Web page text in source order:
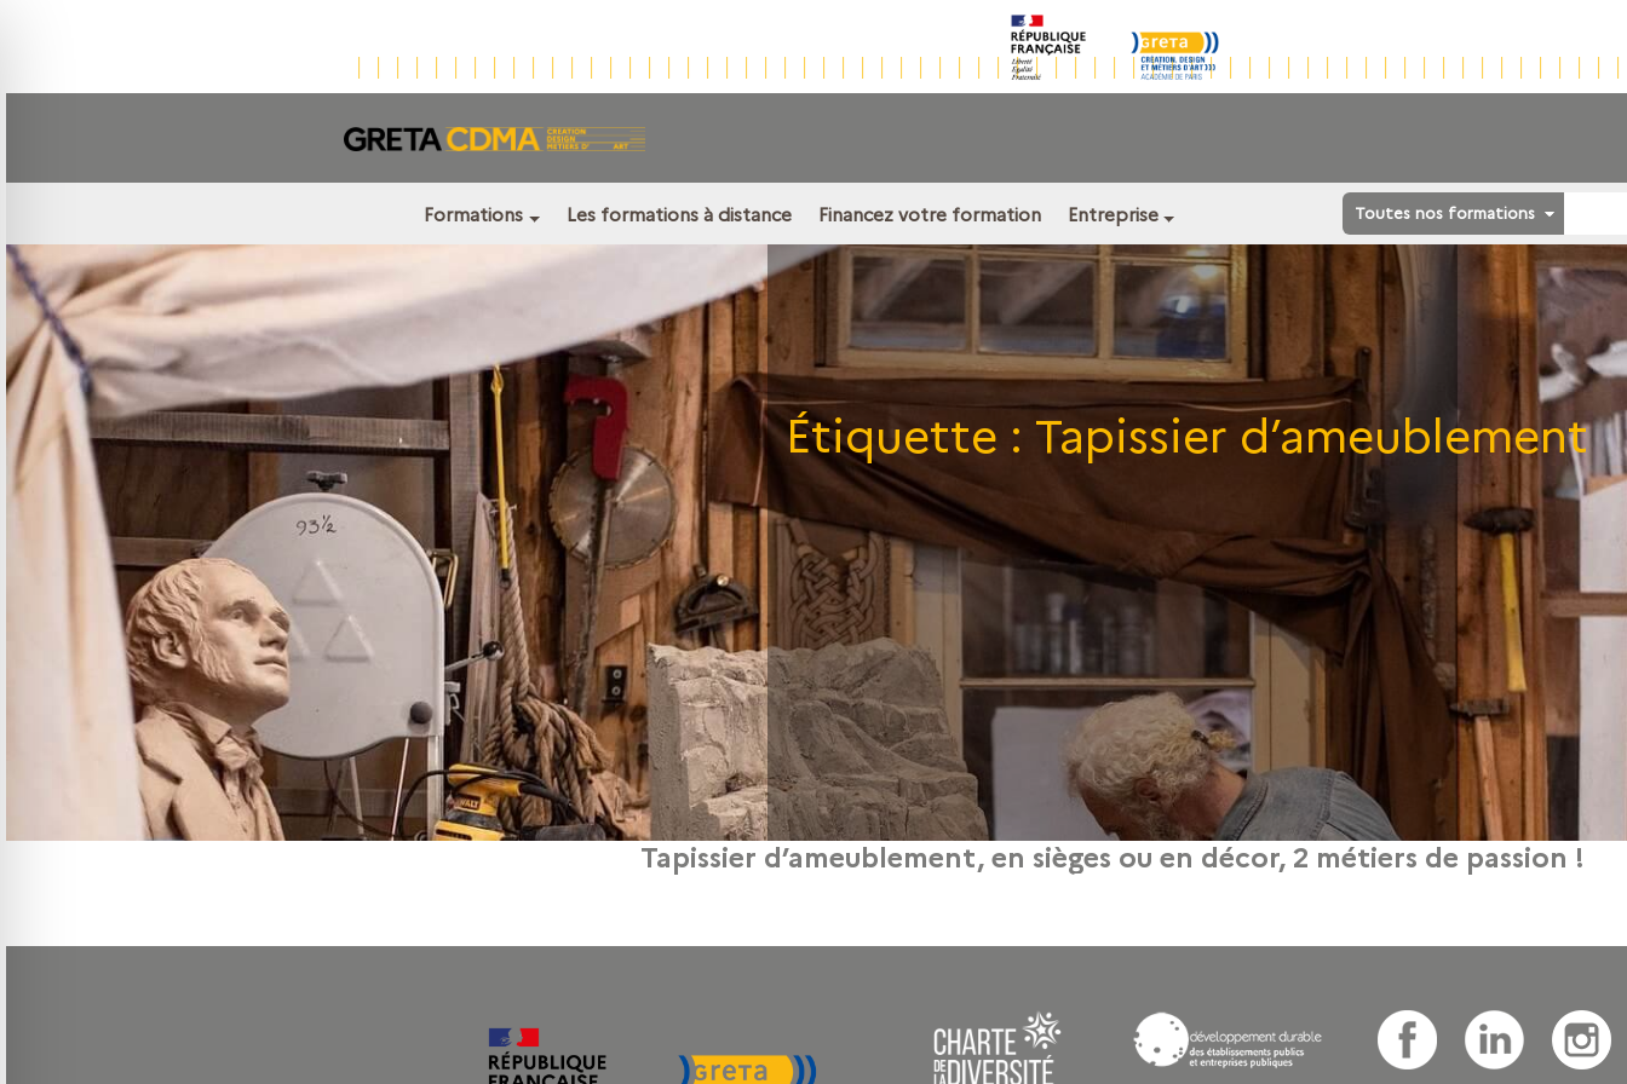
Formations Les formations à distance Financez votre formation Entreprise Toutes nos formations
Étiquette : Tapissier d’ameublement
Tapissier d’ameublement, en sièges ou en décor, 2 métiers de passion !
17 mars 2016